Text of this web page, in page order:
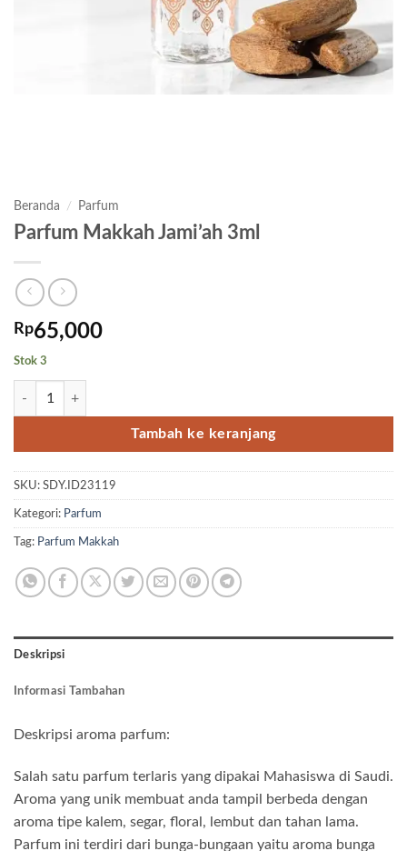
Beranda / Parfum
Parfum Makkah Jami’ah 3ml
Rp65,000
Stok 3
Kuantitas Parfum Makkah Jami’ah 3ml
Tambah ke keranjang
SKU: SDY.ID23119
Kategori: Parfum
Tag: Parfum Makkah
Deskripsi
Informasi Tambahan
Deskripsi aroma parfum:
Salah satu parfum terlaris yang dipakai Mahasiswa di Saudi.
Aroma yang unik membuat anda tampil berbeda dengan
aroma tipe kalem, segar, floral, lembut dan tahan lama.
Parfum ini terdiri dari bunga-bungaan yaitu aroma bunga